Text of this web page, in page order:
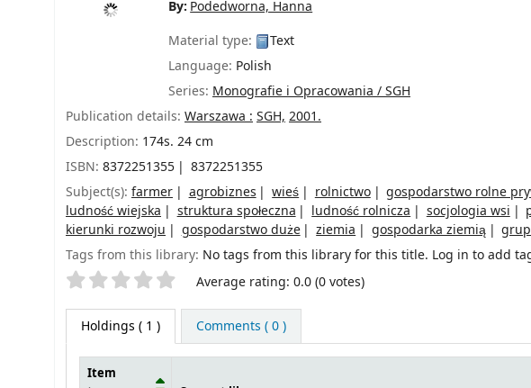
By:Podedworna, Hanna
Material type:
Text
Language: Polish
Series: Monografie i Opracowania / SGH
Publication details: Warszawa : SGH, 2001.
Description: 174s. 24 cm
ISBN: 8372251355
8372251355
Subject(s): farmer agrobiznes wieś rolnictwo gospodarstwo rolne
ludność wiejska
struktura społeczna ludność rolnicza socjologia wsi
kierunki rozwoju
gospodarstwo duże ziemia gospodarka ziemią
Tags from this library: No tags from this library for this title. Log in to add
Star ratings Average rating: 0.0 (0 votes)
Holdings ( 1 ) Comments ( 0 )
Item